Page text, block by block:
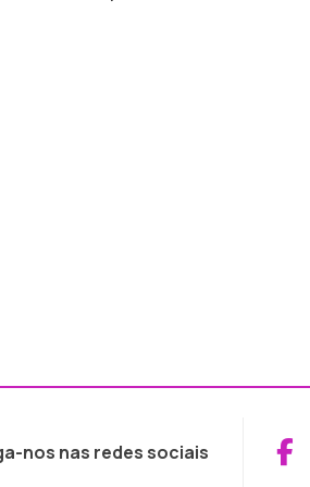
nos nas redes sociais